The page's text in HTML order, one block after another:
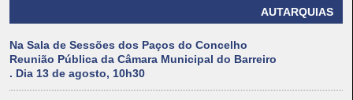
AUTARQUIAS
Na Sala de Sessões dos Paços do Concelho
Reunião Pública da Câmara Municipal do Barreiro
. Dia 13 de agosto, 10h30